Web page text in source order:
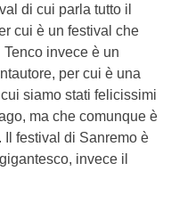
di cui parla tutto il
cui è un festival che
invece è un
per cui è una
siamo stati felicissimi
ma che comunque è
Il festival di Sanremo è
invece il